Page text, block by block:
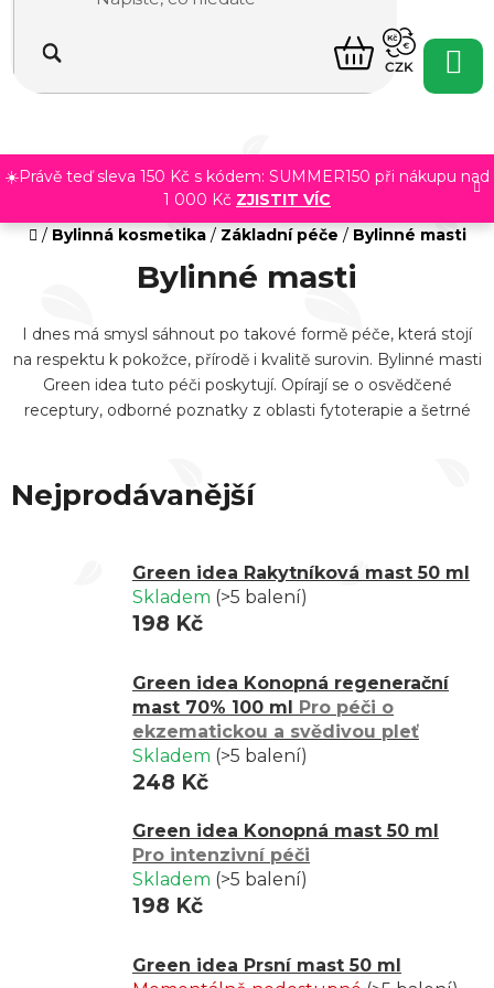
obsah
☀️Právě teď sleva 150 Kč s kódem: SUMMER150 při nákupu nad
1 000 Kč ZJISTIT VÍC
NÁKUPNÍ
KOŠÍK
CZK
Domů
/ Bylinná kosmetika / Základní péče / Bylinné masti
Bylinné masti
I dnes má smysl sáhnout po takové formě péče, která stojí
na respektu k pokožce, přírodě i kvalitě surovin. Bylinné masti
Green idea tuto péči poskytují. Opírají se o osvědčené
receptury, odborné poznatky z oblasti fytoterapie a šetrné
vosk.Díky tomu naše masti nezatěžují pokožku, rychle se
vstřebávají a umožňují bioaktivním látkám působit tam, kde
Tyto přírodní masti přinášejí úlevu i hydrataci, podporují
regeneraci a uvolnění a zklidňují citlivou pokožku. Některé
směsi navíc příjemně prohřívají, osvěžují nebo usnadňují péči
přirozené řešení. Neoslabujeme účinek žádnými
kompromisy, dáváme jednoduše prostor přírodě.
více o benefitech bylinných mastí…
Nejprodávanější
Green idea Rakytníková mast 50 ml
Skladem (>5 balení)
198 Kč
Green idea Konopná regenerační
mast 70% 100 ml Pro péči o
ekzematickou a svědivou pleť
Skladem (>5 balení)
248 Kč
Green idea Konopná mast 50 ml
Pro intenzivní péči
Skladem (>5 balení)
198 Kč
Green idea Prsní mast 50 ml